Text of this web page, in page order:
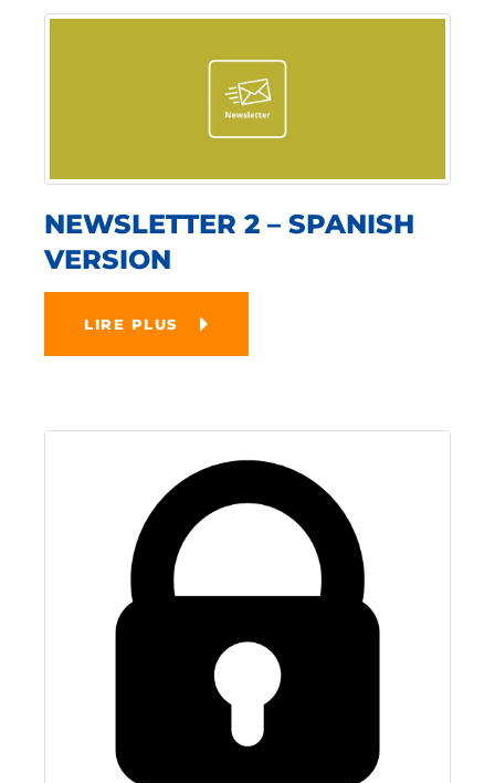
NEWSLETTER 2 – SPANISH
VERSION
LIRE PLUS